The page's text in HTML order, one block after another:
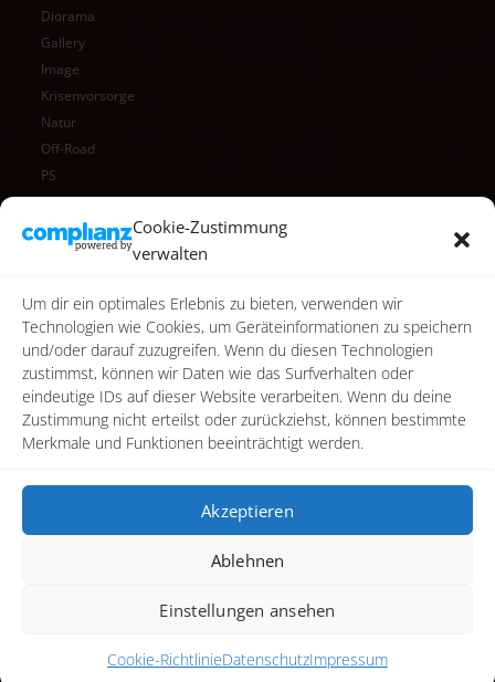
Cookie-Zustimmung
verwalten
Um dir ein optimales Erlebnis zu bieten, verwenden wir
Technologien wie Cookies, um Geräteinformationen zu speichern
und/oder darauf zuzugreifen. Wenn du diesen Technologien
zustimmst, können wir Daten wie das Surfverhalten oder
eindeutige IDs auf dieser Website verarbeiten. Wenn du deine
Zustimmung nicht erteilst oder zurückziehst, können bestimmte
Merkmale und Funktionen beeinträchtigt werden.
Akzeptieren
Ablehnen
Einstellungen ansehen
Cookie-RichtlinieDatenschutzImpressum
Diorama
Gallery
Image
Krisenvorsorge
Natur
Off-Road
PS
Reise
Reisen
Star Wars
Video
Copyright ©2026
Alle Rechte vorbehalten